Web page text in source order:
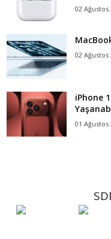
02 Ağustos
02 Ağustos
iPhone
01 Ağustos